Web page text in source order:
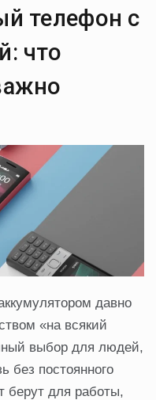
телефон с
что
давно
«на всякий
выбор для людей,
без постоянного
берут для работы,